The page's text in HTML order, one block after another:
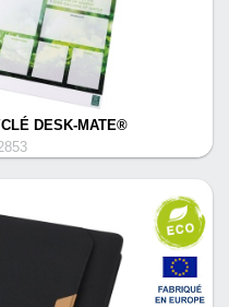
DESK-MATE®